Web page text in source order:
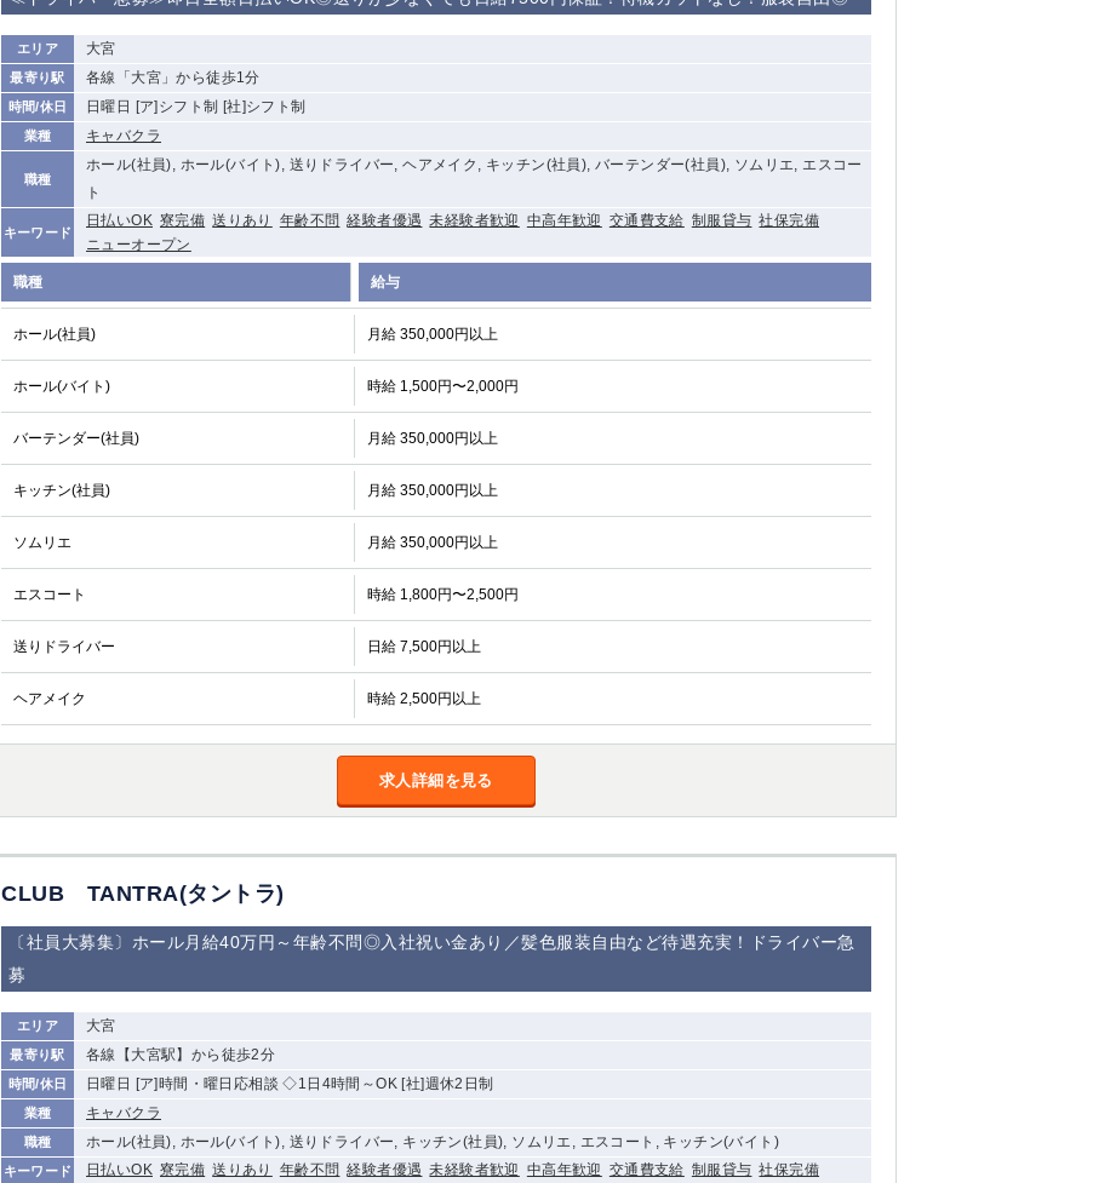
エリア 大宮
最寄り駅 各線「大宮」から徒歩1分
時間/休日 日曜日 [ア]シフト制 [社]シフト制
業種 キャバクラ
職種
ホール(社員), ホール(バイト), 送りドライバー, ヘアメイク, キッチン(社員), バーテンダー(社員), ソムリエ, エスコー
ト
キーワード
日払いOK 寮完備 送りあり 年齢不問 経験者優遇 未経験者歓迎 中高年歓迎 交通費支給 制服貸与 社保完備
ニューオープン
職種 給与
ホール(社員) 月給 350,000円以上
ホール(バイト) 時給 1,500円〜2,000円
バーテンダー(社員) 月給 350,000円以上
キッチン(社員) 月給 350,000円以上
ソムリエ 月給 350,000円以上
エスコート 時給 1,800円〜2,500円
送りドライバー 日給 7,500円以上
ヘアメイク 時給 2,500円以上
求人詳細を見る
CLUB TANTRA(タントラ)
〔社員大募集〕ホール月給40万円～年齢不問◎入社祝い金あり／髪色服装自由など待遇充実！ドライバー急
募
エリア 大宮
最寄り駅 各線【大宮駅】から徒歩2分
時間/休日 日曜日 [ア]時間・曜日応相談 ◇1日4時間～OK [社]週休2日制
業種 キャバクラ
職種 ホール(社員), ホール(バイト), 送りドライバー, キッチン(社員), ソムリエ, エスコート, キッチン(バイト)
キーワード 日払いOK 寮完備 送りあり 年齢不問 経験者優遇 未経験者歓迎 中高年歓迎 交通費支給 制服貸与 社保完備
から徒歩10分
①歌舞伎町 ②
新宿
①東武練馬 ②
成増・板橋 ③
大山 ②池袋
池袋東口
下赤塚 竹ノ塚 三鷹 亀戸
水道橋
小岩
湯島 久米川 市川
西麻布
五井
関内 横浜 川崎 溝の口
本厚木
新横浜
武蔵小杉
関内・馬車道・
日ノ出町
茅ヶ崎 戸塚 たまプラーザ 大船
相模原
厚木
桜木町
南浦和
獨協大学前＜草
加松原＞
春日部
船橋 千葉
佐倉
柏（西口） 木更津 柏（東口）
下総中山
茂原
八千代台 本八幡
東武宇都宮（宇
都宮西口）
該当求人